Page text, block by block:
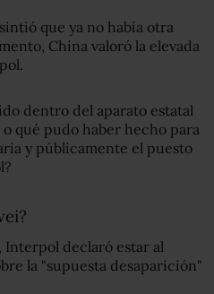
que ya no había otra
China valoró la elevada
dentro del aparato estatal
qué pudo haber hecho para
y públicamente el puesto
Interpol declaró estar al
la "supuesta desaparición"